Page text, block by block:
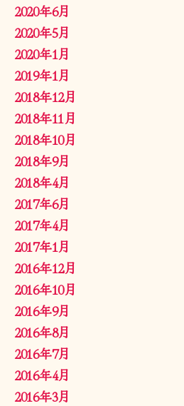
2020年6月
2020年5月
2020年1月
2019年1月
2018年12月
2018年11月
2018年10月
2018年9月
2018年4月
2017年6月
2017年4月
2017年1月
2016年12月
2016年10月
2016年9月
2016年8月
2016年7月
2016年4月
2016年3月